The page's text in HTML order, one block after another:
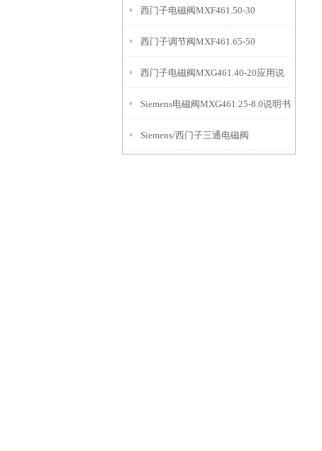
西门子电磁阀MXF461.50-30
西门子调节阀MXF461.65-50
西门子电磁阀MXG461.40-20应用说
明
Siemens电磁阀MXG461.25-8.0说明书
Siemens/西门子三通电磁阀